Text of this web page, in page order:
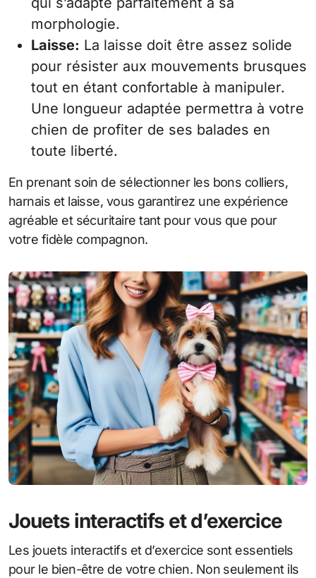
morphologie.
Laisse: La laisse doit être assez solide
pour résister aux mouvements brusques
tout en étant confortable à manipuler.
Une longueur adaptée permettra à votre
chien de profiter de ses balades en
toute liberté.
En prenant soin de sélectionner les bons colliers,
harnais et laisse, vous garantirez une expérience
agréable et sécuritaire tant pour vous que pour
votre fidèle compagnon.
Jouets interactifs et d’exercice
Les jouets interactifs et d’exercice sont essentiels
pour le bien-être de votre chien. Non seulement ils